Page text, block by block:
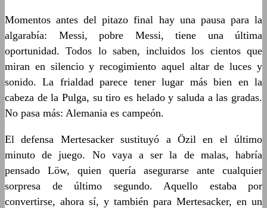
Momentos antes del pitazo final hay una pausa para la
algarabía: Messi, pobre Messi, tiene una última
oportunidad. Todos lo saben, incluidos los cientos que
miran en silencio y recogimiento aquel altar de luces y
sonido. La frialdad parece tener lugar más bien en la
cabeza de la Pulga, su tiro es helado y saluda a las gradas.
No pasa más: Alemania es campeón.
El defensa Mertesacker sustituyó a Özil en el último
minuto de juego. No vaya a ser la de malas, habría
pensado Löw, quien quería asegurarse ante cualquier
sorpresa de último segundo. Aquello estaba por
convertirse, ahora sí, y también para Mertesacker, en un